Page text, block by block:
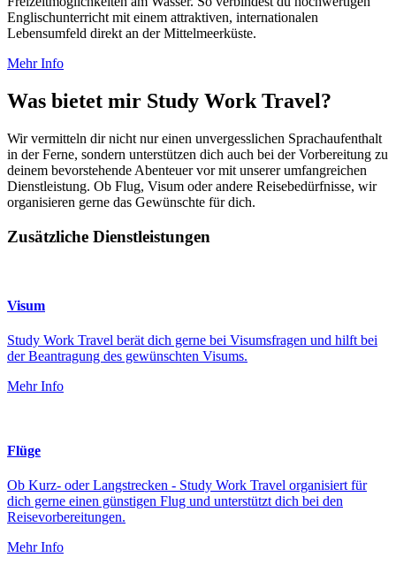
Englischunterricht mit einem attraktiven, internationalen
Lebensumfeld direkt an der Mittelmeerküste.
Mehr Info
Was bietet mir Study Work Travel?
Wir vermitteln dir nicht nur einen unvergesslichen Sprachaufenthalt
in der Ferne, sondern unterstützen dich auch bei der Vorbereitung zu
deinem bevorstehende Abenteuer vor mit unserer umfangreichen
Dienstleistung. Ob Flug, Visum oder andere Reisebedürfnisse, wir
organisieren gerne das Gewünschte für dich.
Zusätzliche Dienstleistungen
Visum
Study Work Travel berät dich gerne bei Visumsfragen und hilft bei
der Beantragung des gewünschten Visums.
Mehr Info
Flüge
Ob Kurz- oder Langstrecken - Study Work Travel organisiert für
dich gerne einen günstigen Flug und unterstützt dich bei den
Reisevorbereitungen.
Mehr Info